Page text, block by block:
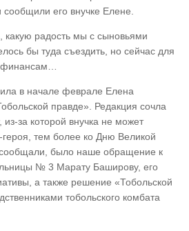
его внучке Елене.
радость мы с сыновьями
бы туда съездить, но сейчас для
в начале феврале Елена
правде». Редакция сочла
за которой внучка не может
героя, тем более ко Дню Великой
было наше обращение к
№ 3 Марату Баширову, его
а также решение «Тобольской
тобольского комбата